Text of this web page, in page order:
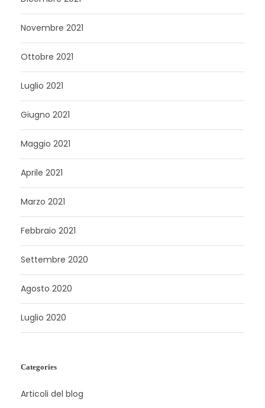
Novembre 2021
Ottobre 2021
Luglio 2021
Giugno 2021
Maggio 2021
Aprile 2021
Marzo 2021
Febbraio 2021
Settembre 2020
Agosto 2020
Luglio 2020
Categories
Articoli del blog